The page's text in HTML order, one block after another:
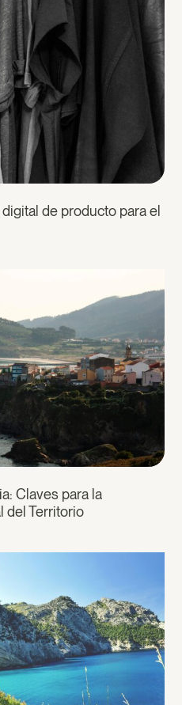
digital de producto para el
Claves para la
del Territorio